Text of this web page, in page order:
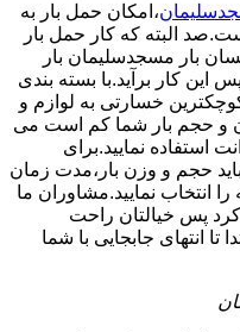
،امکان حمل بار به
البته که کار حمل بار
بار مسجدسلیمان بار
این کار برآید.با بسته بندی
خسارتی به لوازم و
و حجم بار شما کم است می
استفاده نمایید.برای
حجم و وزن بار،مدت زمان
را انتخاب نمایید.مشاوران ما
کرد پس خیالتان راحت
تا انتهای جابجایی با شما